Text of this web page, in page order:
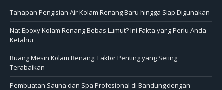
Tahapan Pengisian Air Kolam Renang Baru hingga Siap Digunakan
Nat Epoxy Kolam Renang Bebas Lumut? Ini Fakta yang Perlu Anda
Ketahui
Ruang Mesin Kolam Renang: Faktor Penting yang Sering
Terabaikan
Pembuatan Sauna dan Spa Profesional di Bandung dengan